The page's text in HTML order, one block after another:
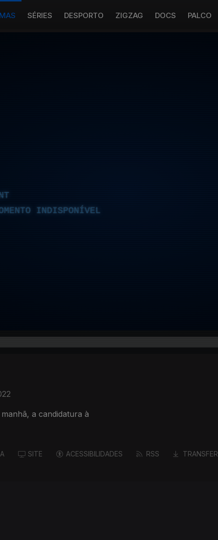
SÉRIES DESPORTO ZIGZAG DOCS PALCO
INDISPONÍVEL
a candidatura à
SITE ACESSIBILIDADES RSS